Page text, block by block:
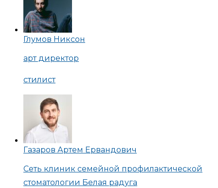
Глумов Никсон
арт директор
стилист
Газаров Артем Ервандович
Сеть клиник семейной профилактической
стоматологии Белая радуга